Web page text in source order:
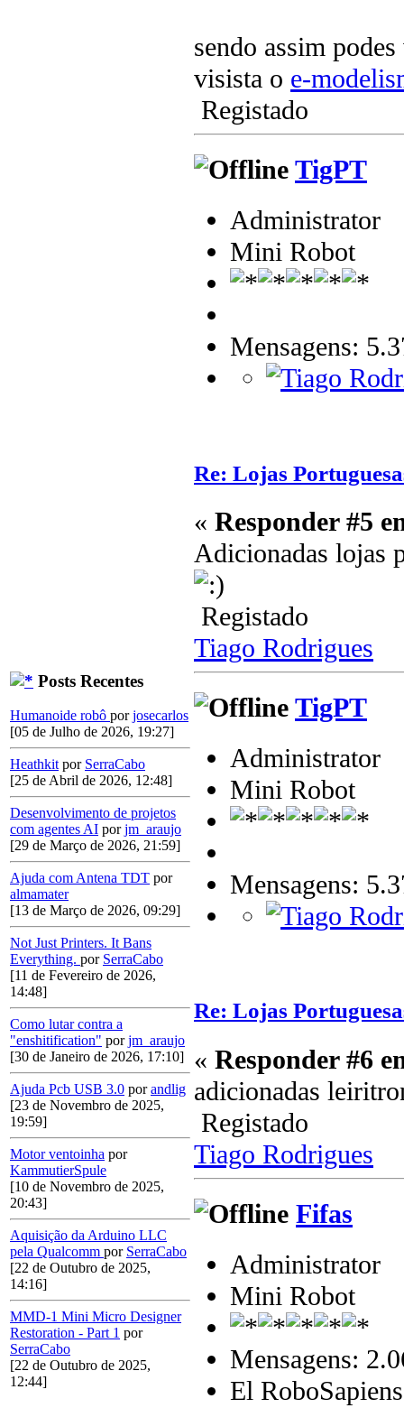
Posts Recentes
Humanoide robô porjosecarlos
[05 de Julho de 2026, 19:27]
Heathkit por SerraCabo
[25 de Abril de 2026, 12:48]
Desenvolvimento de projetos
com agentes AI porjm_araujo
[29 de Março de 2026, 21:59]
Ajuda com Antena TDT por
almamater
[13 de Março de 2026, 09:29]
Not Just Printers. It Bans
Everything. por SerraCabo
[11 de Fevereiro de 2026,
14:48]
Como lutar contra a
"enshitification" porjm_araujo
[30 de Janeiro de 2026, 17:10]
Ajuda Pcb USB 3.0 porandlig
[23 de Novembro de 2025,
19:59]
Motor ventoinha por
KammutierSpule
[10 de Novembro de 2025,
20:43]
Aquisição da Arduino LLC
pela Qualcomm por SerraCabo
[22 de Outubro de 2025,
14:16]
MMD-1 Mini Micro Designer
Restoration - Part 1 por
SerraCabo
[22 de Outubro de 2025,
12:44]
sendo assim
visista o e-
Registado
TigPT
Administrator
Mini Robot
Mensagens:
Re: Lojas
« Responder #5
Adicionadas lojas
Registado
Tiago Rodrigues
TigPT
Administrator
Mini Robot
Mensagens:
Re: Lojas
« Responder #6
adicionadas
Registado
Tiago Rodrigues
Fifas
Administrator
Mini Robot
Mensagens:
El RoboSapiens